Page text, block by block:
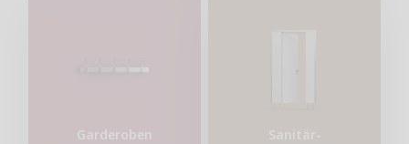
Garderoben
Sanitär-